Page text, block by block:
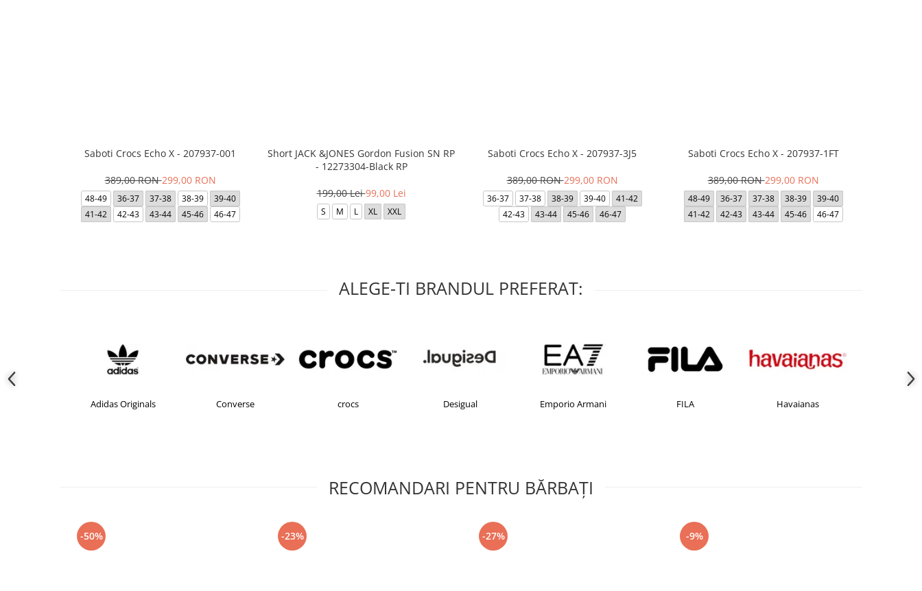
Saboti Crocs Echo X - 207937-001
389,00 RON299,00 RON
48-49 36-37 37-38 38-39
39-40
41-42
42-43 43-44 45-46 46-47
Short JACK &JONES Gordon Fusion SN RP
- 12273304-Black RP
199,00 Lei99,00 Lei
S M L XL XXL
Saboti Crocs Echo X - 207937-3J5
389,00 RON299,00 RON
36-37 37-38 38-39 39-40
41-42
42-43
43-44 45-46 46-47
Saboti Crocs Echo X - 207937-1FT
389,00 RON299,00 RON
48-49 36-37 37-38 38-39
39-40
41-42
42-43 43-44 45-46 46-47
ALEGE-TI BRANDUL PREFERAT:
Converse crocs Desigual Emporio Armani FILA Havaianas JACK &JONES
RECOMANDARI PENTRU BĂRBAŢI
-50% -23% -27% -9%